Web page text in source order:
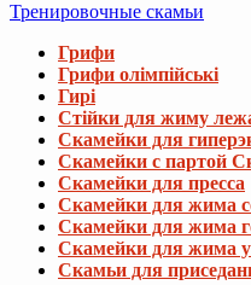
Тренировочные скамьи
Грифи
Грифи олімпійські
Гирі
Стійки для жиму
Скамейки для
Скамейки с партой
Скамейки для пресса
Скамейки для жима
Скамейки для жима
Скамейки для жима
Скамьи для